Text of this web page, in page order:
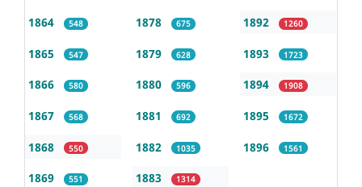
1864 548
1865 547
1866 580
1867 568
1868 550
1869 551
1878 675
1879 628
1880 596
1881 692
1882 1035
1883 1314
1892 1260
1893 1723
1894 1908
1895 1672
1896 1561